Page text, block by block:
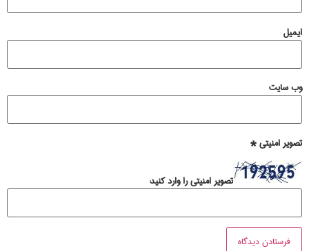
ایمیل
وب‌ سایت
تصویر امنیتی*
تصویر امنیتی را وارد کنید: